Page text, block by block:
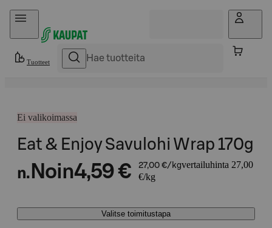
Hyppää sisältöön
Tuotteet
Ei valikoimassa
Eat & Enjoy Savulohi Wrap 170g
n. Noin4,59 € 27,00 €/kgvertailuhinta 27,00
€/kg
Valitse toimitustapa